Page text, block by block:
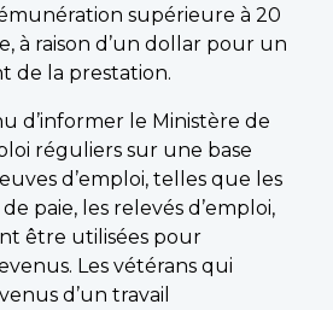
supérieure à 20
à raison d’un dollar pour un
de la prestation.
d’informer le Ministère de
réguliers sur une base
d’emploi, telles que les
paie, les relevés d’emploi,
être utilisées pour
Les vétérans qui
d’un travail